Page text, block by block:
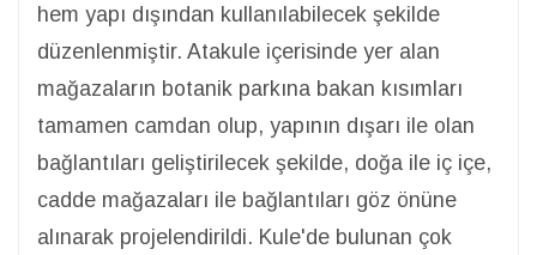
hem yapı dışından kullanılabilecek şekilde
düzenlenmiştir. Atakule içerisinde yer alan
mağazaların botanik parkına bakan kısımları
tamamen camdan olup, yapının dışarı ile olan
bağlantıları geliştirilecek şekilde, doğa ile iç içe,
cadde mağazaları ile bağlantıları göz önüne
alınarak projelendirildi. Kule'de bulunan çok